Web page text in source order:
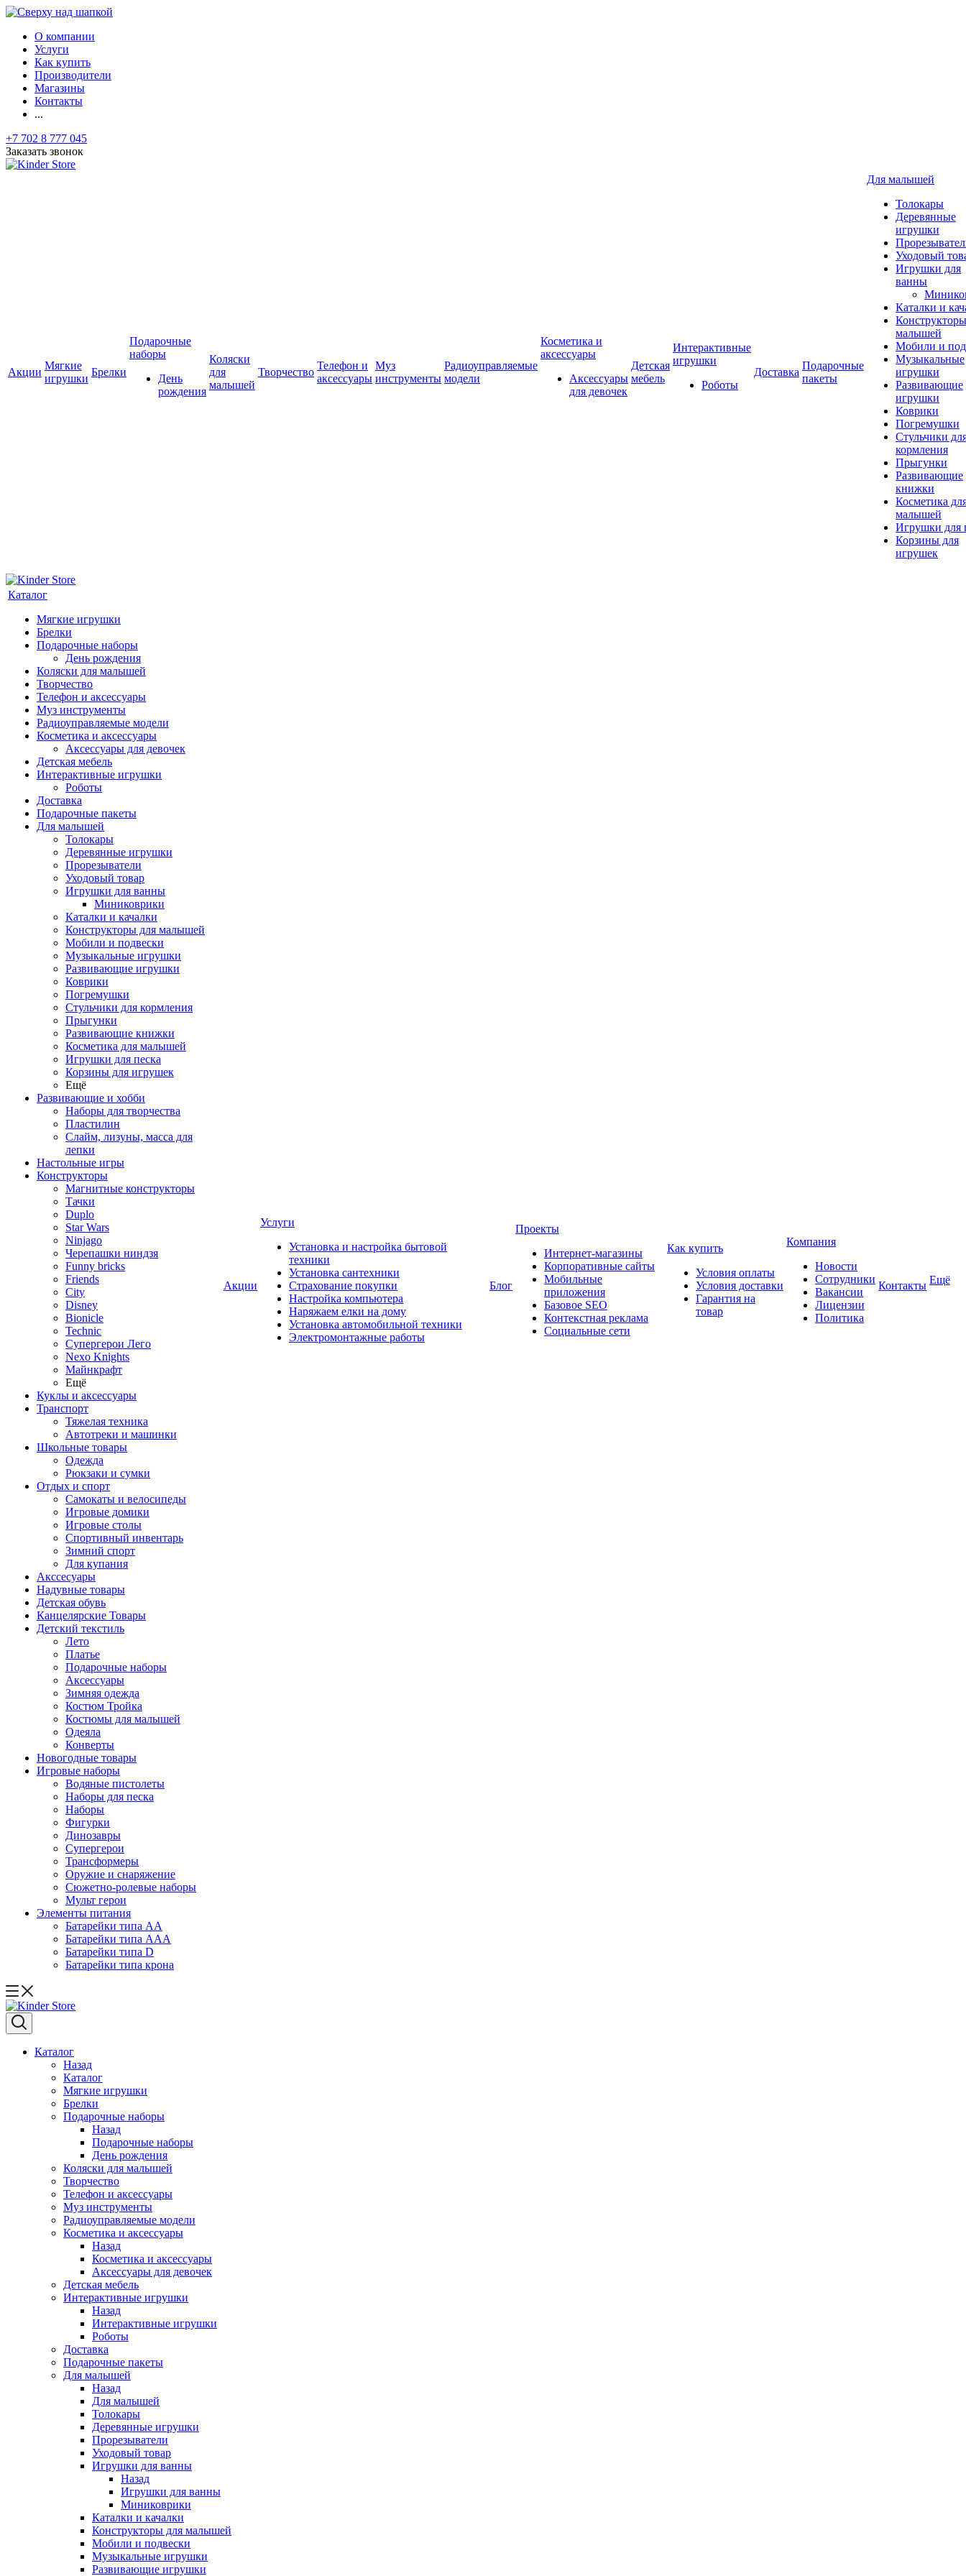
О компании
Услуги
Как купить
Производители
Магазины
Контакты
...
+7 702 8 777 045
Заказать звонок
Акции
Мягкие
игрушки
Брелки
Подарочные
наборы
День
рождения
Коляски
для
малышей
Творчество
Телефон и
аксессуары
Муз
инструменты
Радиоуправляемые
модели
Косметика и
аксессуары
Аксессуары
для девочек
Детская
мебель
Интерактивные
игрушки
Роботы
Доставка
Подарочные
пакеты
Для малышей
Толокары
Деревянные
игрушки
Уходовый
Игрушки для
ванны
Каталки и
малышей
Мобили и
Музыкальные
игрушки
Развивающие
игрушки
Коврики
Погремушки
Стульчики
кормления
Прыгунки
Развивающие
книжки
Косметика
малышей
Игрушки для
Корзины для
игрушек
Каталог
Мягкие игрушки
Брелки
Подарочные наборы
День рождения
Коляски для малышей
Творчество
Телефон и аксессуары
Муз инструменты
Радиоуправляемые модели
Косметика и аксессуары
Аксессуары для девочек
Детская мебель
Интерактивные игрушки
Роботы
Доставка
Подарочные пакеты
Для малышей
Толокары
Деревянные игрушки
Прорезыватели
Уходовый товар
Игрушки для ванны
Миниковрики
Каталки и качалки
Конструкторы для малышей
Мобили и подвески
Музыкальные игрушки
Развивающие игрушки
Коврики
Погремушки
Стульчики для кормления
Прыгунки
Развивающие книжки
Косметика для малышей
Игрушки для песка
Корзины для игрушек
Ещё
Развивающие и хобби
Наборы для творчества
Пластилин
Слайм, лизуны, масса для
лепки
Настольные игры
Конструкторы
Магнитные конструкторы
Тачки
Duplo
Star Wars
Ninjago
Черепашки ниндзя
Funny bricks
Friends
City
Disney
Bionicle
Technic
Супергерои Лего
Nexo Knights
Майнкрафт
Ещё
Куклы и аксессуары
Транспорт
Тяжелая техника
Автотреки и машинки
Школьные товары
Одежда
Рюкзаки и сумки
Отдых и спорт
Самокаты и велосипеды
Игровые домики
Игровые столы
Спортивный инвентарь
Зимний спорт
Для купания
Акссесуары
Надувные товары
Детская обувь
Канцелярские Товары
Детский текстиль
Лето
Платье
Подарочные наборы
Аксессуары
Зимняя одежда
Костюм Тройка
Костюмы для малышей
Одеяла
Конверты
Новогодные товары
Игровые наборы
Водяные пистолеты
Наборы для песка
Наборы
Фигурки
Динозавры
Супергерои
Трансформеры
Оружие и снаряжение
Сюжетно-ролевые наборы
Мульт герои
Элементы питания
Батарейки типа АА
Батарейки типа ААА
Батарейки типа D
Батарейки типа крона
Акции
Услуги
Установка и настройка бытовой
техники
Установка сантехники
Страхование покупки
Настройка компьютера
Наряжаем елки на дому
Установка автомобильной техники
Электромонтажные работы
Блог
Проекты
Интернет-магазины
Корпоративные сайты
Мобильные
приложения
Базовое SEO
Контекстная реклама
Социальные сети
Как купить
Условия оплаты
Условия доставки
Гарантия на
товар
Компания
Новости
Сотрудники
Вакансии
Лицензии
Политика
Контакты Ещё
Каталог
Назад
Каталог
Мягкие игрушки
Брелки
Подарочные наборы
Назад
Подарочные наборы
День рождения
Коляски для малышей
Творчество
Телефон и аксессуары
Муз инструменты
Радиоуправляемые модели
Косметика и аксессуары
Назад
Косметика и аксессуары
Аксессуары для девочек
Детская мебель
Интерактивные игрушки
Назад
Интерактивные игрушки
Роботы
Доставка
Подарочные пакеты
Для малышей
Назад
Для малышей
Толокары
Деревянные игрушки
Прорезыватели
Уходовый товар
Игрушки для ванны
Назад
Игрушки для ванны
Миниковрики
Каталки и качалки
Конструкторы для малышей
Мобили и подвески
Музыкальные игрушки
Развивающие игрушки